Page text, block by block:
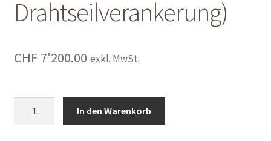
Drahtseilverankerung)
CHF7'200.00 exkl. MwSt.
In den Warenkorb